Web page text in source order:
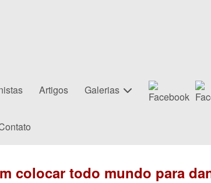
Artigos Galerias
colocar todo mundo para